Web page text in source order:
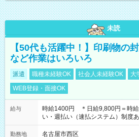
未読
【50代も活躍中！】印刷物の
など作業はいろいろ
派遣 職種未経験OK 社会人未経験OK 大
WEB登録・面接OK
給与
時給1400円 ＊日給9,800円＝時
い・週払い（速払システム）制度
勤務地 名古屋市西区